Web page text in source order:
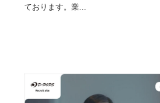
ております。業...